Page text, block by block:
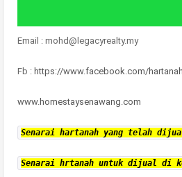
Email : mohd@legacyrealty.my
Fb : https://www.facebook.com/
www.homestaysenawang.com
Senarai hartanah yang telah
Senarai hrtanah untuk dijual di